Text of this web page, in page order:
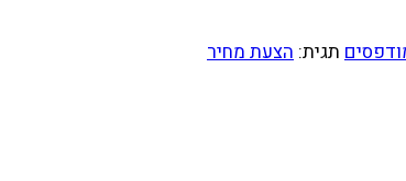
תגית: הצעת מחיר